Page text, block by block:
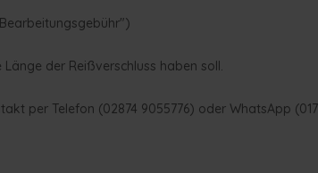
der Reißverschluss haben soll.
per Telefon (02874 9055776) oder WhatsApp